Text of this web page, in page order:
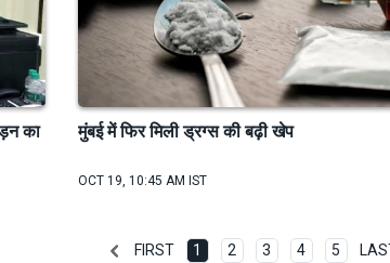
का
मुंबई में फिर मिली ड्रग्स की बढ़ी खेप
OCT 19, 10:45 AM IST
FIRST 1 2 3 4 5